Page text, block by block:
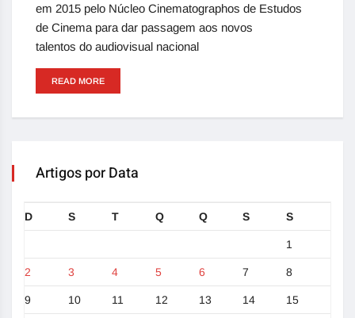
em 2015 pelo Núcleo Cinematographos de Estudos
de Cinema para dar passagem aos novos
talentos do audiovisual nacional
READ MORE
Artigos por Data
D S T Q Q S S
1
2 3 4 5 6 7 8
9 10 11 12 13 14 15